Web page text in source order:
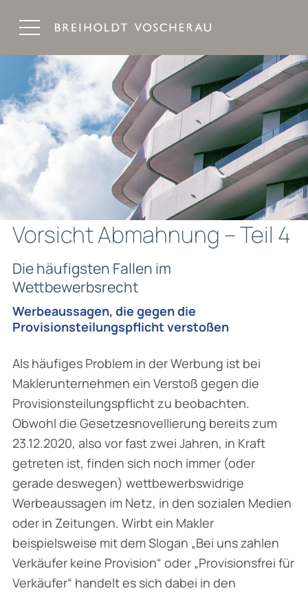
Vorsicht Abmahnung – Teil 4
Die häufigsten Fallen im
Wettbewerbsrecht
Werbeaussagen, die gegen die
Provisionsteilungspflicht verstoßen
Als häufiges Problem in der Werbung ist bei
Maklerunternehmen ein Verstoß gegen die
Provisionsteilungspflicht zu beobachten.
Obwohl die Gesetzesnovellierung bereits zum
23.12.2020, also vor fast zwei Jahren, in Kraft
getreten ist, finden sich noch immer (oder
gerade deswegen) wettbewerbswidrige
Werbeaussagen im Netz, in den sozialen Medien
oder in Zeitungen. Wirbt ein Makler
beispielsweise mit dem Slogan „Bei uns zahlen
Verkäufer keine Provision“ oder „Provisionsfrei für
Verkäufer“ handelt es sich dabei in den